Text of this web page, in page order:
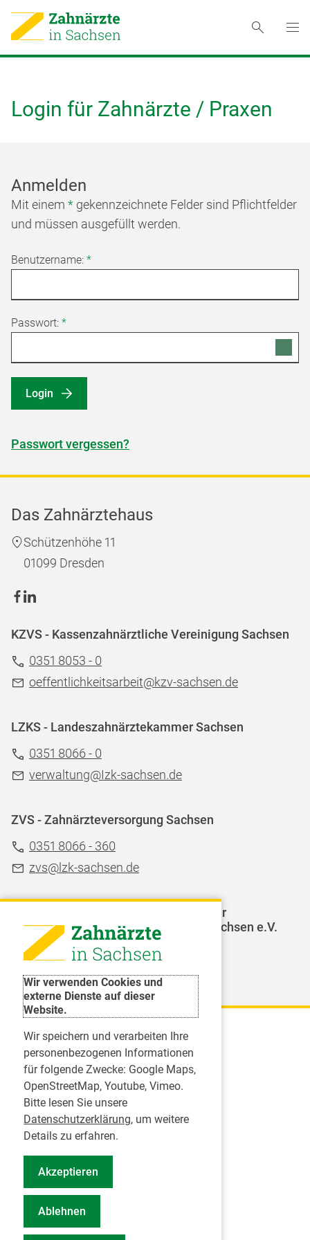
Wir verwenden Cookies und
externe Dienste auf dieser
Website.
Wir speichern und verarbeiten Ihre
personenbezogenen Informationen
für folgende Zwecke: Google Maps,
OpenStreetMap, Youtube, Vimeo.
Bitte lesen Sie unsere
Datenschutzerklärung, um weitere
Details zu erfahren.
Akzeptieren
Ablehnen
Login für Zahnärzte / Praxen
Anmelden
Mit einem * gekennzeichnete Felder sind Pflichtfelder
und müssen ausgefüllt werden.
Benutzername: *
Passwort: *
Login
Passwort vergessen?
Das Zahnärztehaus
Schützenhöhe 11
01099 Dresden
KZVS - Kassenzahnärztliche Vereinigung Sachsen
0351 8053 - 0
oeffentlichkeitsarbeit@kzv-sachsen.de
LZKS - Landeszahnärztekammer Sachsen
0351 8066 - 0
verwaltung@Izk-sachsen.de
ZVS - Zahnärzteversorgung Sachsen
0351 8066 - 360
zvs@lzk-sachsen.de
LAGZ - Landesarbeitsgemeinschaft für
Jugendzahnpflege des Freistaates Sachsen e.V.
Karriere
Inserate
Praktikum in einer Zahnarztpraxis
Jobs im Zahnärztehaus
Presse
Pressemitteilungen